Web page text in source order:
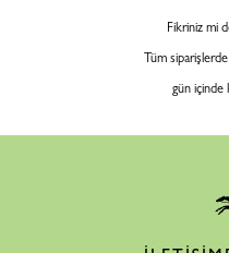
Fikriniz mi
Tüm
gün içinde